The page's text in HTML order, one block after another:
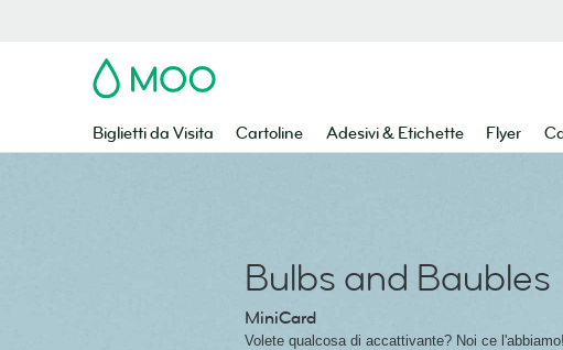
MOO
Biglietti da Visita Cartoline Adesivi & Etichette Flyer
Bulbs and Baubles
MiniCard
Volete qualcosa di accattivante? Noi ce